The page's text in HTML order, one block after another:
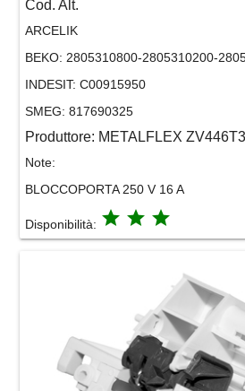
Cod. Alt.
ARCELIK
BEKO: 2805310800-2805310200-
INDESIT: C00915950
SMEG: 817690325
Produttore: METALFLEX
Note:
BLOCCOPORTA 250 V 16 A
Disponibilità: grade grade grade